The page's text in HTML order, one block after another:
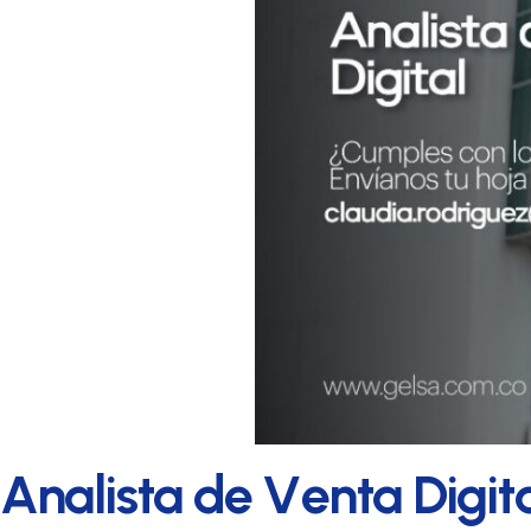
servicios
AnalistadeVenta Digit